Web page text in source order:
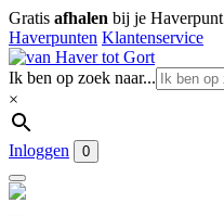
Gratis afhalen bij je Haverpunt
Haverpunten Klantenservice
Ik ben op zoek naar...
×
Inloggen 0